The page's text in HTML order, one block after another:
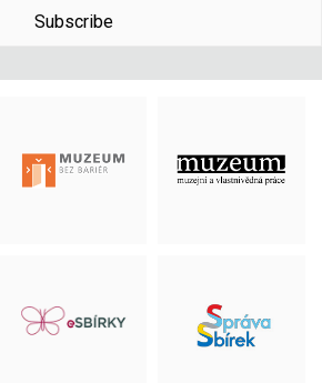
Subscribe